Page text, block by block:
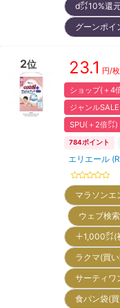
d㌽10%還
グーンポ
2位 23.1 円/枚
ショップ(＋4
ジャンル
SPU(＋2倍㌽)
784ポイント
エリエール
マラソン
ウェブ検
＋1,000㌽
ラクマ(買
サーティ
食パン袋(